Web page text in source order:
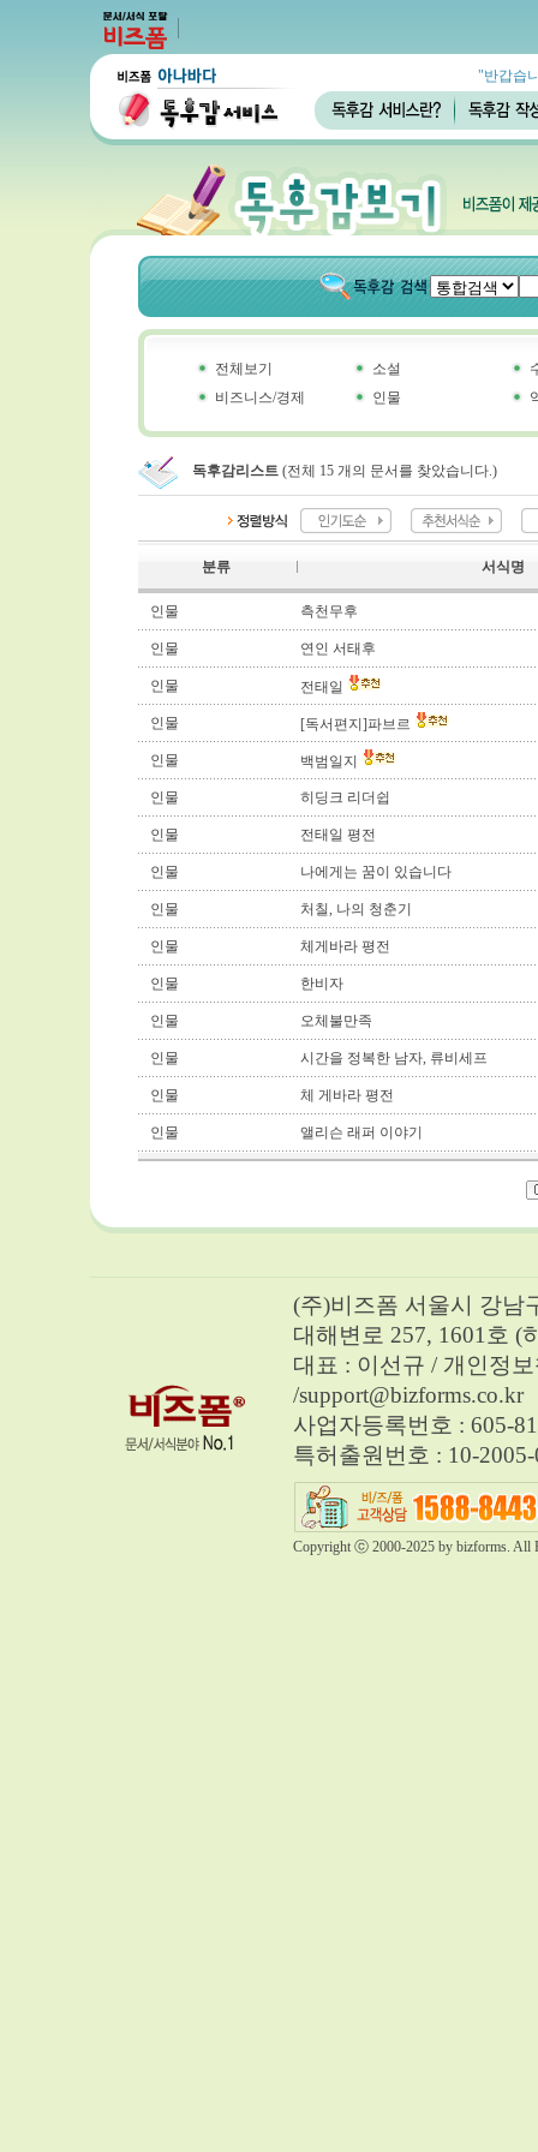
"반갑습
전체보기 소설
비즈니스/경제
인물
독후감리스트 (전체 15 개의 문서를 찾았습니다.)
분류 서식명
인물 측천무후
인물 연인 서태후
인물 전태일
인물 [독서편지]파브르
인물 백범일지
인물 히딩크 리더쉽
인물 전태일 평전
인물 나에게는 꿈이 있습니다
인물 처칠, 나의 청춘기
인물 체게바라 평전
인물 한비자
인물 오체불만족
인물 시간을 정복한 남자, 류비세프
인물 체 게바라 평전
인물 앨리슨 래퍼 이야기
(주)비즈폼 서울시 강남
대해변로 257, 1601호 (
대표 : 이선규 / 개인정
/support@bizforms.co.kr
사업자등록번호 : 605-
특허출원번호 : 10-
Copyright ⓒ 2000-2025 by bizforms. All